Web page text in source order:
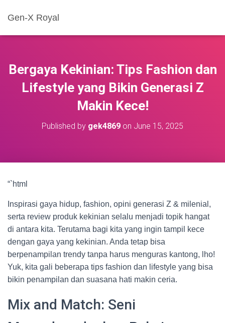
Gen-X Royal
Bergaya Kekinian: Tips Fashion dan
Lifestyle yang Bikin Generasi Z
Makin Kece!
Published by gek4869 on June 15, 2025
“`html
Inspirasi gaya hidup, fashion, opini generasi Z & milenial,
serta review produk kekinian selalu menjadi topik hangat
di antara kita. Terutama bagi kita yang ingin tampil kece
dengan gaya yang kekinian. Anda tetap bisa
berpenampilan trendy tanpa harus menguras kantong, lho!
Yuk, kita gali beberapa tips fashion dan lifestyle yang bisa
bikin penampilan dan suasana hati makin ceria.
Mix and Match: Seni